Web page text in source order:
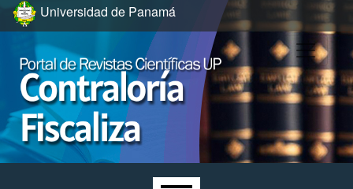
Ir al menú de navegación principal
Ir al contenido principal
Ir al pie de página del sitio
Universidad de Panamá